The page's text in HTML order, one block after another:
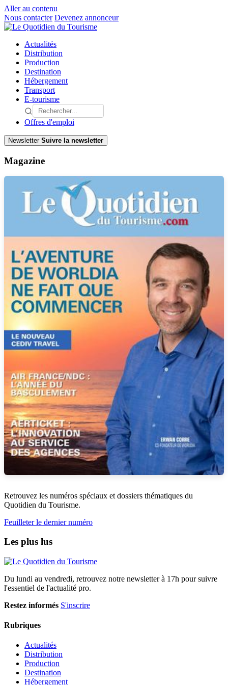
Aller au contenu
Nous contacter Devenez annonceur
Actualités
Distribution
Production
Destination
Hébergement
Transport
E-tourisme
Offres d'emploi
Newsletter Suivre la newsletter
Magazine
Retrouvez les numéros spéciaux et dossiers thématiques du
Quotidien du Tourisme.
Feuilleter le dernier numéro
Les plus lus
Du lundi au vendredi, retrouvez notre newsletter à 17h pour suivre
l'essentiel de l'actualité pro.
Restez informés S'inscrire
Rubriques
Actualités
Distribution
Production
Destination
Hébergement